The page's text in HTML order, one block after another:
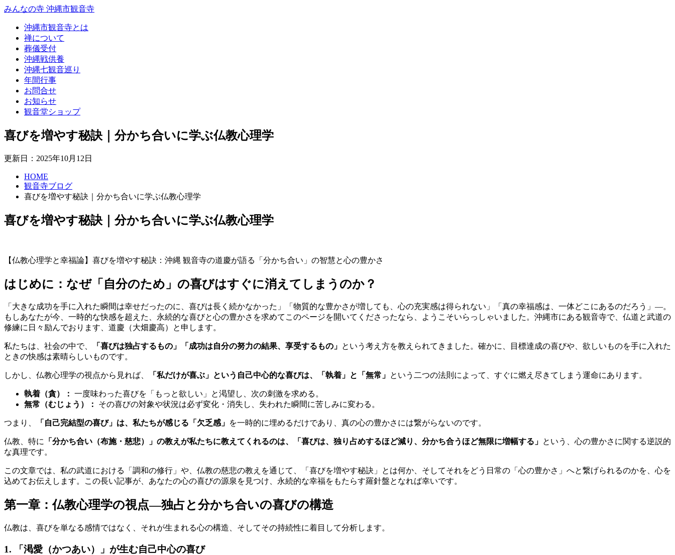
みんなの寺 沖縄市観音寺
沖縄市観音寺とは
禅について
葬儀受付
沖縄戦供養
沖縄七観音巡り
年間行事
お問合せ
お知らせ
観音堂ショップ
喜びを増やす秘訣｜分かち合いに学ぶ仏教心理学
更新日：2025年10月12日
HOME
観音寺ブログ
喜びを増やす秘訣｜分かち合いに学ぶ仏教心理学
喜びを増やす秘訣｜分かち合いに学ぶ仏教心理学
【仏教心理学と幸福論】喜びを増やす秘訣：沖縄 観音寺の道慶が語る「分かち合い」の智慧と心の豊かさ
はじめに：なぜ「自分のため」の喜びはすぐに消えてしまうのか？
「大きな成功を手に入れた瞬間は幸せだったのに、喜びは長く続かなかった」「物質的な豊かさが増しても、心の充実感は得られない」「真の幸福感は、一体どこにあるのだろう」—。
もしあなたが今、一時的な快感を超えた、永続的な喜びと心の豊かさを求めてこのページを開いてくださったなら、ようこそいらっしゃいました。沖縄市にある観音寺で、仏道と武道の
修練に日々励んでおります、道慶（大畑慶高）と申します。
私たちは、社会の中で、 「喜びは独占するもの」「成功は自分の努力の結果、享受するもの」 という考え方を教えられてきました。確かに、目標達成の喜びや、欲しいものを手に入れた
ときの快感は素晴らしいものです。
しかし、仏教心理学の視点から見れば、 「私だけが喜ぶ」という自己中心的な喜びは、「執着」と「無常」 という二つの法則によって、すぐに燃え尽きてしまう運命にあります。
執着（貪）： 一度味わった喜びを「もっと欲しい」と渇望し、次の刺激を求める。
無常（むじょう）：
その喜びの対象や状況は必ず変化・消失し、失われた瞬間に苦しみに変わる。
つまり、 「自己完結型の喜び」は、私たちが感じる「欠乏感」 を一時的に埋めるだけであり、真の心の豊かさには繋がらないのです。
仏教、特に 「分かち合い（布施・慈悲）」の教えが私たちに教えてくれるのは、「喜びは、独り占めするほど減り、分かち合うほど無限に増幅する」 という、心の豊かさに関する逆説的
な真理です。
この文章では、私の武道における「調和の修行」や、仏教の慈悲の教えを通じて、「喜びを増やす秘訣」とは何か、そしてそれをどう日常の「心の豊かさ」へと繋げられるのかを、心を
込めてお伝えします。この長い記事が、あなたの心の喜びの源泉を見つけ、永続的な幸福をもたらす羅針盤となれば幸いです。
第一章：仏教心理学の視点—独占と分かち合いの喜びの構造
仏教は、喜びを単なる感情ではなく、それが生まれる心の構造、そしてその持続性に着目して分析します。
1. 「渇愛（かつあい）」が生む自己中心の喜び